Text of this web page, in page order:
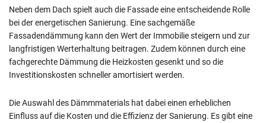
Neben dem Dach spielt auch die Fassade eine entscheidende Rolle
bei der energetischen Sanierung. Eine sachgemäße
Fassadendämmung kann den Wert der Immobilie steigern und zur
langfristigen Werterhaltung beitragen. Zudem können durch eine
fachgerechte Dämmung die Heizkosten gesenkt und so die
Investitionskosten schneller amortisiert werden.
Die Auswahl des Dämmmaterials hat dabei einen erheblichen
Einfluss auf die Kosten und die Effizienz der Sanierung. Es gibt eine